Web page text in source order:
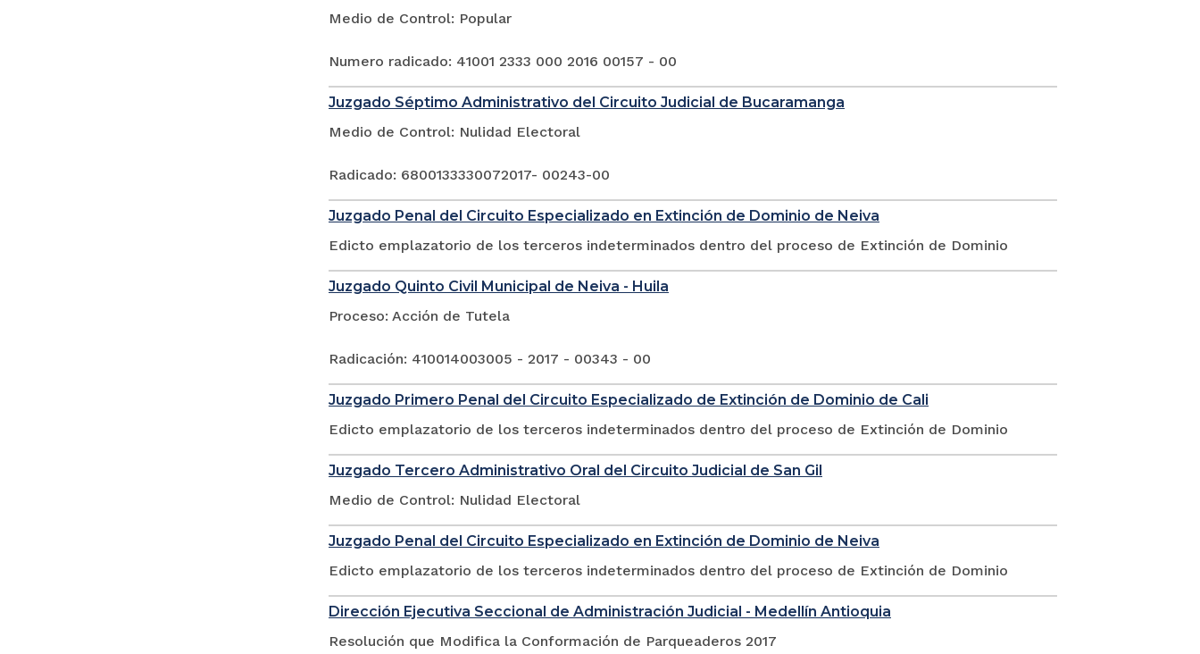
Medio de Control: Popular
Numero radicado: 41001 2333 000 2016 00157 - 00
Juzgado Séptimo Administrativo del Circuito Judicial de Bucaramanga
Medio de Control: Nulidad Electoral
Radicado: 6800133330072017- 00243-00
Juzgado Penal del Circuito Especializado en Extinción de Dominio de Neiva
Edicto emplazatorio de los terceros indeterminados dentro del proceso de Extinción de Dominio
Juzgado Quinto Civil Municipal de Neiva - Huila
Proceso: Acción de Tutela
Radicación: 410014003005 - 2017 - 00343 - 00
Juzgado Primero Penal del Circuito Especializado de Extinción de Dominio de Cali
Edicto emplazatorio de los terceros indeterminados dentro del proceso de Extinción de Dominio
Juzgado Tercero Administrativo Oral del Circuito Judicial de San Gil
Medio de Control: Nulidad Electoral
Juzgado Penal del Circuito Especializado en Extinción de Dominio de Neiva
Edicto emplazatorio de los terceros indeterminados dentro del proceso de Extinción de Dominio
Dirección Ejecutiva Seccional de Administración Judicial - Medellín Antioquia
Resolución que Modifica la Conformación de Parqueaderos 2017